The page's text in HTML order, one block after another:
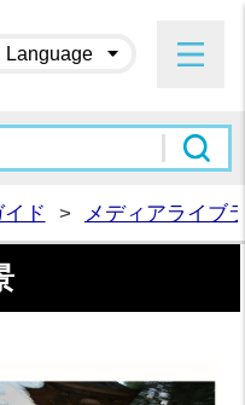
Language
ド > メディアライブ